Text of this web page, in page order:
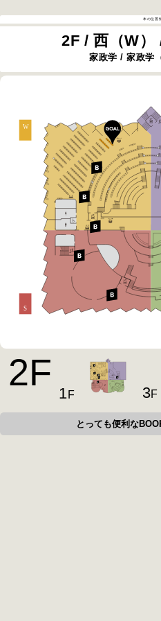
本の位置
2F / 西（W）
家政学 / 家政学
2F
1F 3F
とっても便利な